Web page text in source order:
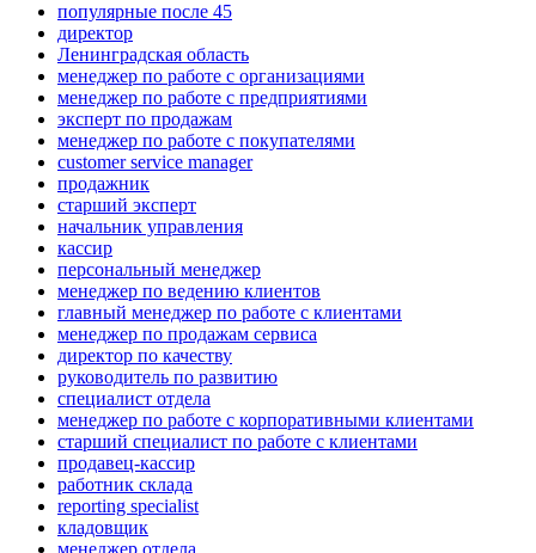
популярные после 45
директор
Ленинградская область
менеджер по работе с организациями
менеджер по работе с предприятиями
эксперт по продажам
менеджер по работе с покупателями
customer service manager
продажник
старший эксперт
начальник управления
кассир
персональный менеджер
менеджер по ведению клиентов
главный менеджер по работе с клиентами
менеджер по продажам сервиса
директор по качеству
руководитель по развитию
специалист отдела
менеджер по работе с корпоративными клиентами
старший специалист по работе с клиентами
продавец-кассир
работник склада
reporting specialist
кладовщик
менеджер отдела